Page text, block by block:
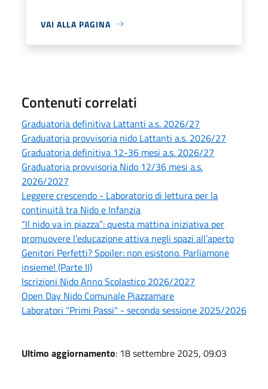
VAI ALLA PAGINA
Contenuti correlati
Graduatoria definitiva Lattanti a.s. 2026/27
Graduatoria provvisoria nido Lattanti a.s. 2026/27
Graduatoria definitiva 12-36 mesi a.s. 2026/27
Graduatoria provvisoria Nido 12/36 mesi a.s.
2026/2027
Leggere crescendo - Laboratorio di lettura per la
continuità tra Nido e Infanzia
“Il nido va in piazza”: questa mattina iniziativa per
promuovere l’educazione attiva negli spazi all’aperto
Genitori Perfetti? Spoiler: non esistono. Parliamone
insieme! (Parte II)
Iscrizioni Nido Anno Scolastico 2026/2027
Open Day Nido Comunale Piazzamare
Laboratori "Primi Passi" - seconda sessione 2025/2026
Ultimo aggiornamento: 18 settembre 2025, 09:03